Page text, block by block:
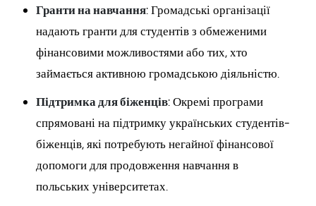
Гранти на навчання: Громадські організації
надають гранти для студентів з обмеженими
фінансовими можливостями або тих, хто
займається активною громадською діяльністю.
Підтримка для біженців: Окремі програми
спрямовані на підтримку українських студентів-
біженців, які потребують негайної фінансової
допомоги для продовження навчання в
польських університетах.